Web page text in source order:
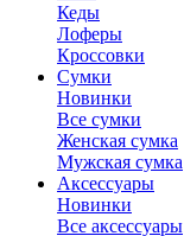
Кеды
Лоферы
Кроссовки
Сумки
Новинки
Все сумки
Женская сумка
Мужская сумка
Аксессуары
Новинки
Все аксессуары